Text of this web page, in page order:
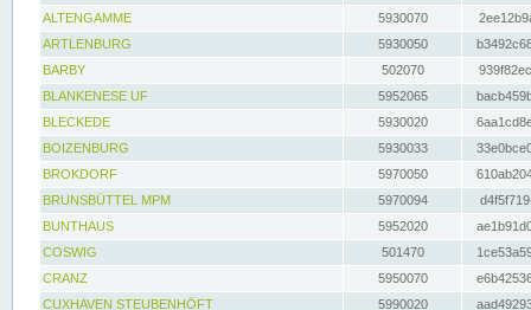
ALTENGAMME
5930070
ARTLENBURG
5930050
BARBY
502070
BLANKENESE UF
5952065
BLECKEDE
5930020
BOIZENBURG
5930033
BROKDORF
5970050
BRUNSBÜTTEL MPM
5970094
BUNTHAUS
5952020
COSWIG
501470
CRANZ
5950070
CUXHAVEN STEUBENHÖFT
5990020